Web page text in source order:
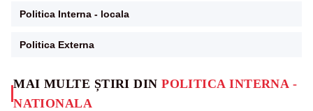
MAI MULTE ȘTIRI DINPOLITICA INTERNA -
NATIONALA
Politica Interna - locala
Politica Externa